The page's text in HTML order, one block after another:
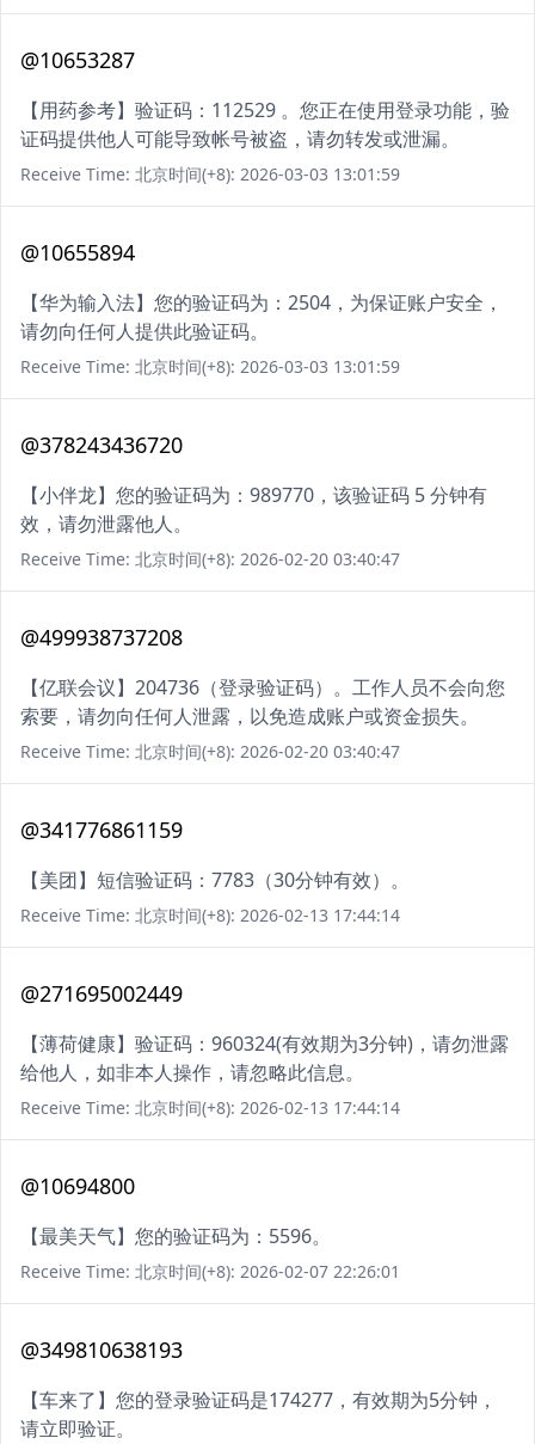
@10653287
【用药参考】验证码：112529 。您正在使用登录功能，验
证码提供他人可能导致帐号被盗，请勿转发或泄漏。
Receive Time: 北京时间(+8): 2026-03-03 13:01:59
@10655894
【华为输入法】您的验证码为：2504，为保证账户安全，
请勿向任何人提供此验证码。
Receive Time: 北京时间(+8): 2026-03-03 13:01:59
@378243436720
【小伴龙】您的验证码为：989770，该验证码 5 分钟有
效，请勿泄露他人。
Receive Time: 北京时间(+8): 2026-02-20 03:40:47
@499938737208
【亿联会议】204736（登录验证码）。工作人员不会向您
索要，请勿向任何人泄露，以免造成账户或资金损失。
Receive Time: 北京时间(+8): 2026-02-20 03:40:47
@341776861159
【美团】短信验证码：7783（30分钟有效）。
Receive Time: 北京时间(+8): 2026-02-13 17:44:14
@271695002449
【薄荷健康】验证码：960324(有效期为3分钟)，请勿泄露
给他人，如非本人操作，请忽略此信息。
Receive Time: 北京时间(+8): 2026-02-13 17:44:14
@10694800
【最美天气】您的验证码为：5596。
Receive Time: 北京时间(+8): 2026-02-07 22:26:01
@349810638193
【车来了】您的登录验证码是174277，有效期为5分钟，
请立即验证。